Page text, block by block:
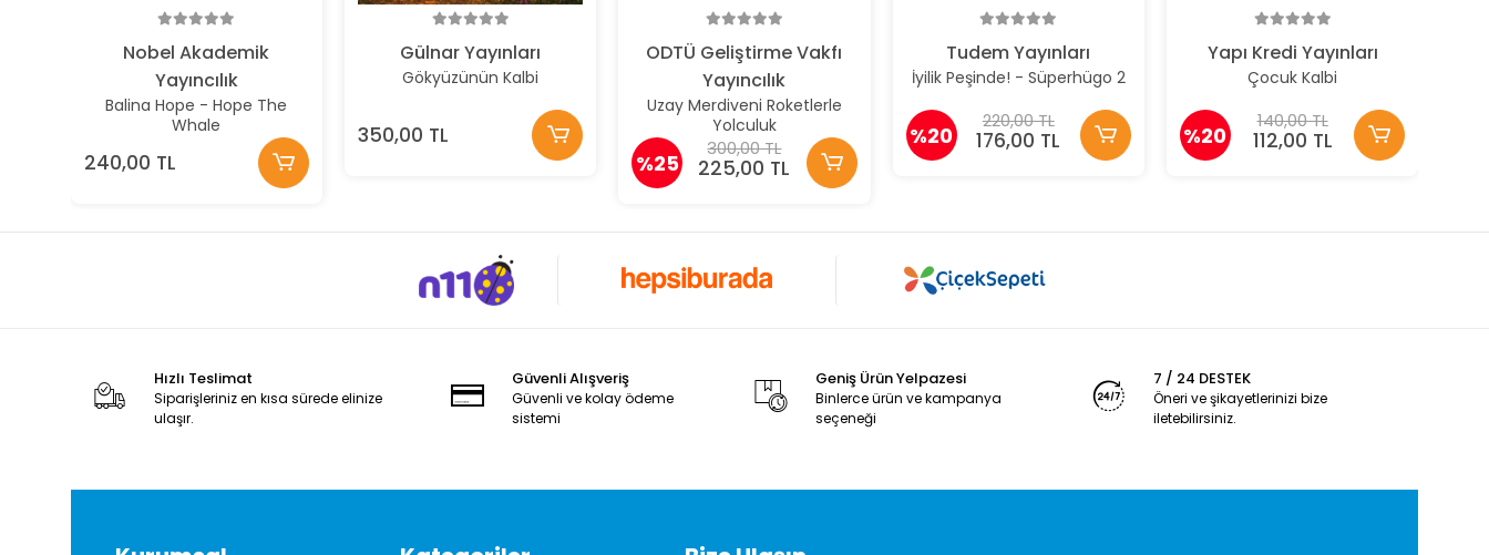
Nobel Akademik
Yayıncılık
Balina Hope - Hope The
Whale
240,00 TL
Gülnar Yayınları
Gökyüzünün Kalbi
350,00 TL
ODTÜ Geliştirme Vakfı
Yayıncılık
Uzay Merdiveni Roketlerle
Yolculuk
%25
300,00 TL
225,00 TL
Tudem Yayınları
İyilik Peşinde! - Süperhügo 2
%20
220,00 TL
176,00 TL
Yapı Kredi Yayınları
Çocuk Kalbi
%20
140,00 TL
112,00 TL
Hızlı Teslimat
Siparişleriniz en kısa sürede elinize
ulaşır.
Güvenli Alışveriş
Güvenli ve kolay ödeme
sistemi
Geniş Ürün Yelpazesi
Binlerce ürün ve kampanya
seçeneği
7 / 24 DESTEK
Öneri ve şikayetlerinizi bize
iletebilirsiniz.